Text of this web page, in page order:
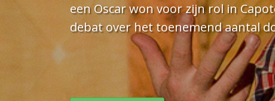
een Oscar won voor zijn rol in
debat over het toenemend aantal
Geographic schrijft over heroïne
euforische gevoel dat bij het
hoeveelheden genomen moeten